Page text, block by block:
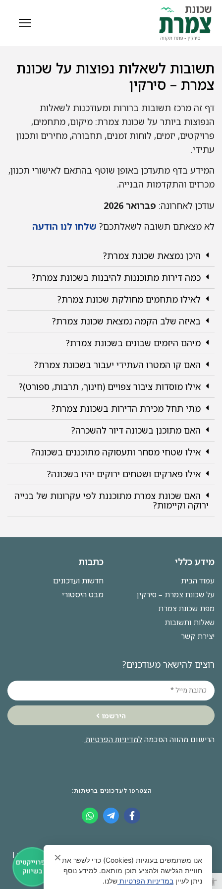
פתח סרגל נגישות
תשובות לשאלות נפוצות על שכונת
צמרת – סירקין
דף זה מרכז תשובות ברורות ומעודכנות לשאלות
הנפוצות ביותר על שכונת צמרת: מיקום, מתחמים,
פרויקטים, יזמים, לוחות זמנים, תחבורה, מחירים ותכנון
עתידי.
המידע בדף מתעדכן באופן שוטף בהתאם לאישורי תכנון,
מכרזים והתקדמות הבנייה.
עודכן לאחרונה: פברואר 2026
לא מצאתם תשובה לשאלתכם? שלחו לנו הודעה
היכן נמצאת שכונת צמרת?
כמה דירות מתוכננות להיבנות בשכונת צמרת?
לאילו מתחמים מחולקת שכונת צמרת?
באיזה שלב הקמה נמצאת שכונת צמרת?
מיהם היזמים שבונים בשכונת צמרת?
האם קו המטרו העתידי יעבור בשכונת צמרת?
אילו מוסדות ציבור צפויים (חינוך, תרבות, ספורט)?
מתי תחל מכירת הדירות בשכונת צמרת?
האם מתוכנן בשכונה דיור להשכרה?
אילו שטחי מסחר ותעסוקה מתוכננים בשכונה?
אילו פארקים ושטחים ירוקים יהיו בשכונה?
האם שכונת צמרת מתוכננת לפי עקרונות של בנייה
ירוקה וקיימות?
מידע כללי
עמוד הבית
על שכונת צמרת – סירקין
מפת שכונת צמרת
שאלות ותשובות
יצירת קשר
כתבות
חדשות ועדכונים
מבט היסטורי
רוצים להישאר מעודכנים?
הירשמו
הרישום מהווה הסכמהלמדיניות הפרטיות.
הצטרפו לעדכונים ברשתות:
יצירת קשר|
שכונת צמרת בפייסבוק|מדיניות פרטיות
אנו משתמשים בעוגיות (Cookies) כדי לשפר את
חוויית הגלישה ולהציע תוכן מותאם. למידע נוסף
ניתן לעיין במדיניות הפרטיות שלנו.
✕